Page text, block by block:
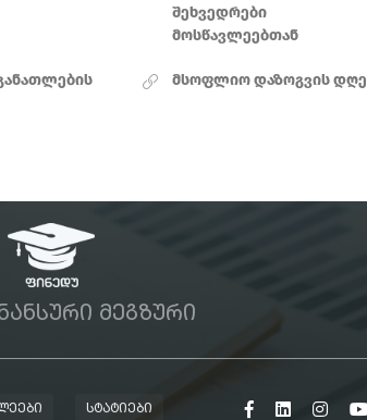
შეხვედრები
მოსწავლეებთან
მსოფლიო დაზოგვის დღე
ᲛᲔᲒᲖᲣᲠᲘ
ᲡᲢᲐᲢᲘᲔᲑᲘ